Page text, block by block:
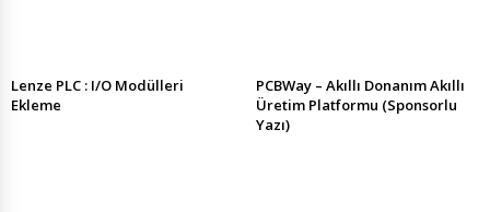
Lenze PLC : I/O Modülleri
Ekleme
PCBWay – Akıllı Donanım Akıllı
Üretim Platformu (Sponsorlu
Yazı)